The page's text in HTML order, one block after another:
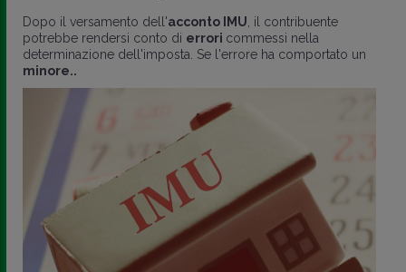
Dopo il versamento dell'acconto IMU , il contribuente
potrebbe rendersi conto di errori commessi nella
determinazione dell'imposta. Se l'errore ha comportato un
minore..